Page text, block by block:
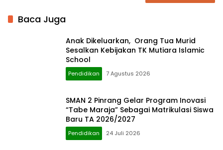
Baca Juga
Anak Dikeluarkan, Orang Tua Murid
Sesalkan Kebijakan TK Mutiara Islamic
School
Pendidikan 7 Agustus 2026
SMAN 2 Pinrang Gelar Program Inovasi
“Tabe Maraja” Sebagai Matrikulasi Siswa
Baru TA 2026/2027
Pendidikan 24 Juli 2026